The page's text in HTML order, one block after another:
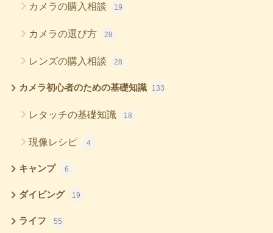
カメラの購入相談 19
カメラの選び方 28
レンズの購入相談 28
カメラ初心者のための基礎知識 133
レタッチの基礎知識 18
現像レシピ 4
キャンプ 6
ダイビング 19
ライフ 55